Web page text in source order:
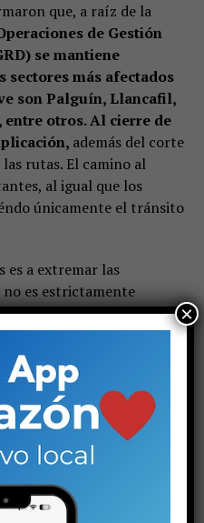
que, a raíz de la
de Gestión
se mantiene
sectores más afectados
son Palguín, Llancafil,
entre otros. Al cierre de
además del corte
rutas. El camino al
al igual que los
únicamente el tránsito
es a extremar las
es estrictamente
se mantiene para el
al viento y a las bajas
de hielo en las rutas
Todo esto, en
más duros que ha vivido la
de Whatsapp y
×